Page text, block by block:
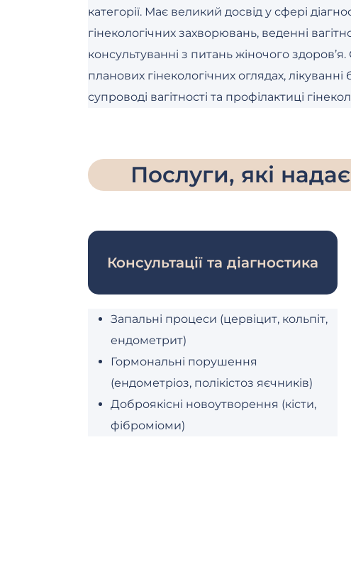
категорії. Має великий досвід у сфері
гінекологічних захворювань, веденні
консультуванні з питань жіночого здоров’я.
планових гінекологічних оглядах, лікуванні
супроводі вагітності та профілактиці
Послуги, які
Консультації та діагностика
Запальні процеси (цервіцит, кольпіт,
ендометрит)
Гормональні порушення
(ендометріоз, полікістоз яєчників)
Доброякісні новоутворення (кісти,
фіброміоми)